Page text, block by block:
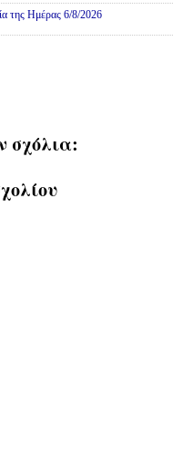
της Ημέρας 6/8/2026
σχόλια: